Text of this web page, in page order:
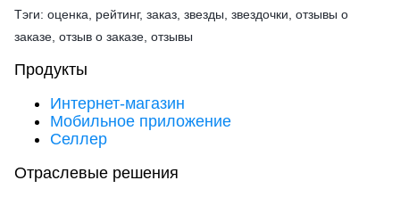
Тэги: оценка, рейтинг, заказ, звезды, звездочки, отзывы о
заказе, отзыв о заказе, отзывы
Продукты
Интернет-магазин
Мобильное приложение
Селлер
Отраслевые решения